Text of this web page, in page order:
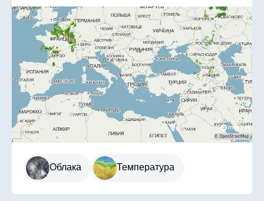
Облака Температура